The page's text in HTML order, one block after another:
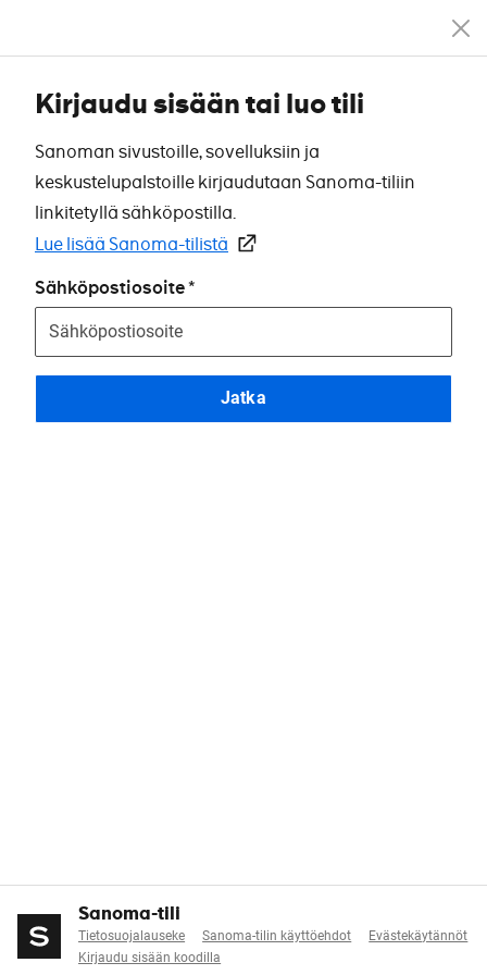
Kirjaudu sisään tai luo tili
Sanoman sivustoille, sovelluksiin ja
keskustelupalstoille kirjaudutaan Sanoma-tiliin
linkitetyllä sähköpostilla.
Lue lisää Sanoma-tilistä
Sähköpostiosoite
Jatka
Sanoma-tili
Tietosuojalauseke Sanoma-tilin käyttöehdot
Evästekäytännöt
Kirjaudu sisään koodilla